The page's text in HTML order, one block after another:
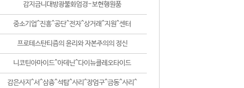
감지금니대방광불화엄경-보현행원품
중소기업^진흥^공단^전자^상거래^지원^센터
프로테스탄티즘의 윤리와 자본주의의 정신
니코틴아마이드^아데닌^다이뉴클레오타이드
감은사지^서^삼층^석탑^사리^장엄구^금동^사리^